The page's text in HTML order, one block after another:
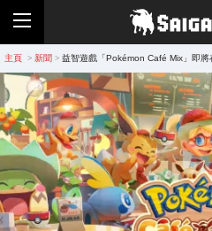
主頁 > 新聞 > 益智遊戲「Pokémon Café Mix」即